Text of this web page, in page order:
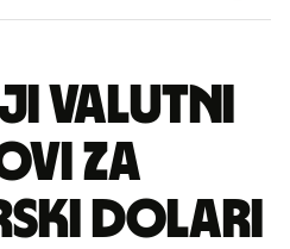
valutni
za
dolari